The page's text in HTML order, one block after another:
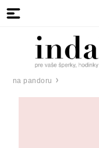
na pandoru